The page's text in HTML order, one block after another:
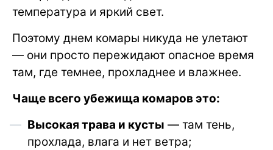
температура и яркий свет.
Поэтому днем комары никуда не улетают
— они просто пережидают опасное время
там, где темнее, прохладнее и влажнее.
Чаще всего убежища комаров это:
Высокая трава и кусты — там тень,
прохлада, влага и нет ветра;